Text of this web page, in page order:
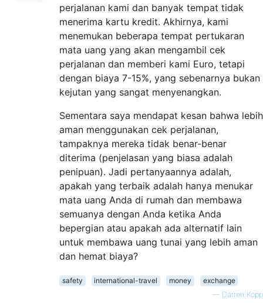
perjalanan kami dan banyak tempat tidak
menerima kartu kredit. Akhirnya, kami
menemukan beberapa tempat pertukaran
mata uang yang akan mengambil cek
perjalanan dan memberi kami Euro, tetapi
dengan biaya 7-15%, yang sebenarnya bukan
kejutan yang sangat menyenangkan.
Sementara saya mendapat kesan bahwa lebih
aman menggunakan cek perjalanan,
tampaknya mereka tidak benar-benar
diterima (penjelasan yang biasa adalah
penipuan). Jadi pertanyaannya adalah,
apakah yang terbaik adalah hanya menukar
mata uang Anda di rumah dan membawa
semuanya dengan Anda ketika Anda
bepergian atau apakah ada alternatif lain
untuk membawa uang tunai yang lebih aman
dan hemat biaya?
safety international-travel money
exchange
— Darren Kopp